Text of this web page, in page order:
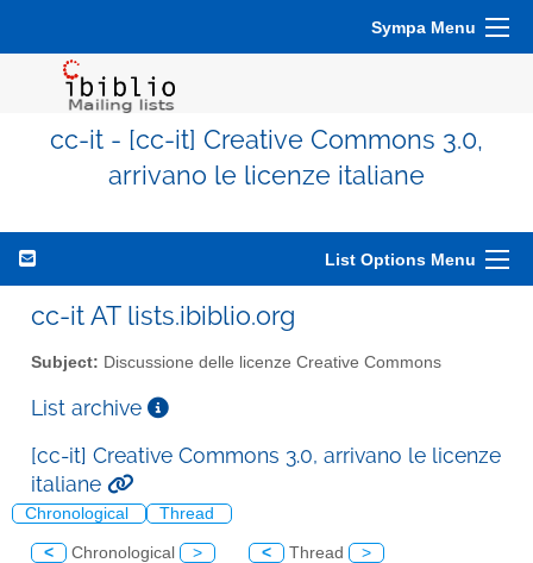
Sympa Menu
cc-it - [cc-it] Creative Commons 3.0,
arrivano le licenze italiane
List Options Menu
cc-it AT lists.ibiblio.org
Subject: Discussione delle licenze Creative Commons
List archive
[cc-it] Creative Commons 3.0, arrivano le licenze
italiane
Chronological Thread
< Chronological > < Thread >